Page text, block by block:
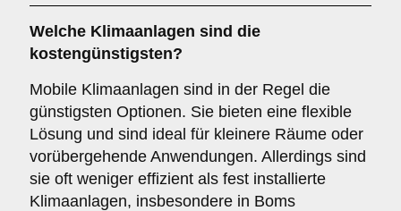
Welche Klimaanlagen sind die
kostengünstigsten?
Mobile Klimaanlagen sind in der Regel die
günstigsten Optionen. Sie bieten eine flexible
Lösung und sind ideal für kleinere Räume oder
vorübergehende Anwendungen. Allerdings sind
sie oft weniger effizient als fest installierte
Klimaanlagen, insbesondere in Boms